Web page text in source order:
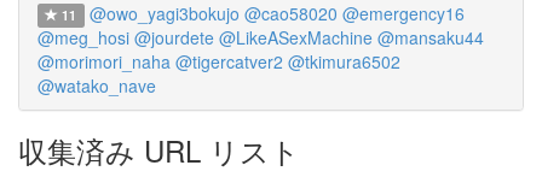
11 @owo_yagi3bokujo @cao58020 @emergency16
@meg_hosi @jourdete @LikeASexMachine @mansaku44
@morimori_naha @tigercatver2 @tkimura6502
@watako_nave
収集済み URL リスト